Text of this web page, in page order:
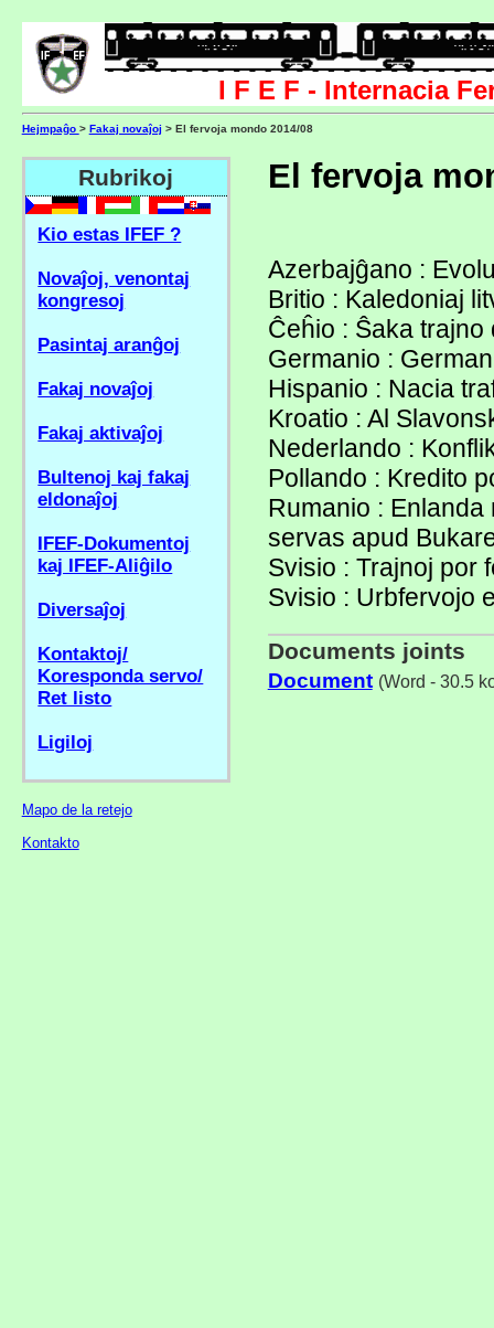
I F E F - Internacia
Hejmpaĝo > Fakaj novaĵoj > El fervoja mondo 2014/08
Rubrikoj
Kio estas IFEF ?
Novaĵoj, venontaj
kongresoj
Pasintaj aranĝoj
Fakaj novaĵoj
Fakaj aktivaĵoj
Bultenoj kaj fakaj
eldonaĵoj
IFEF-Dokumentoj
kaj IFEF-Aliĝilo
Diversaĵoj
Kontaktoj/
Koresponda servo/
Ret listo
Ligiloj
Mapo de la retejo
Kontakto
El fervoja
Azerbajĝano :
Britio : Kaledoniaj
Ĉeĥio : Ŝaka
Germanio :
Hispanio : Nacia
Kroatio : Al
Nederlando :
Pollando : Kredito
Rumanio :
servas apud
Svisio : Trajnoj por
Svisio : Urbfervojo
Documents joints
Document (Word - 30.5